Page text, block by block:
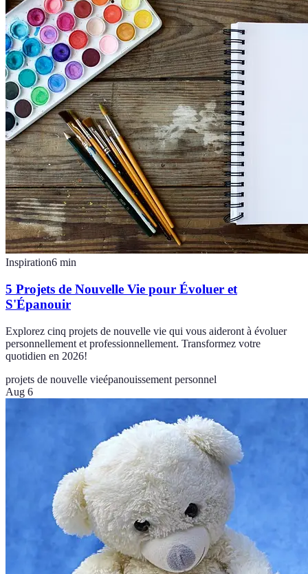
Inspiration6 min
5 Projets de Nouvelle Vie pour Évoluer et
S'Épanouir
Explorez cinq projets de nouvelle vie qui vous aideront à évoluer
personnellement et professionnellement. Transformez votre
quotidien en 2026!
projets de nouvelle vieépanouissement personnel
Aug 6